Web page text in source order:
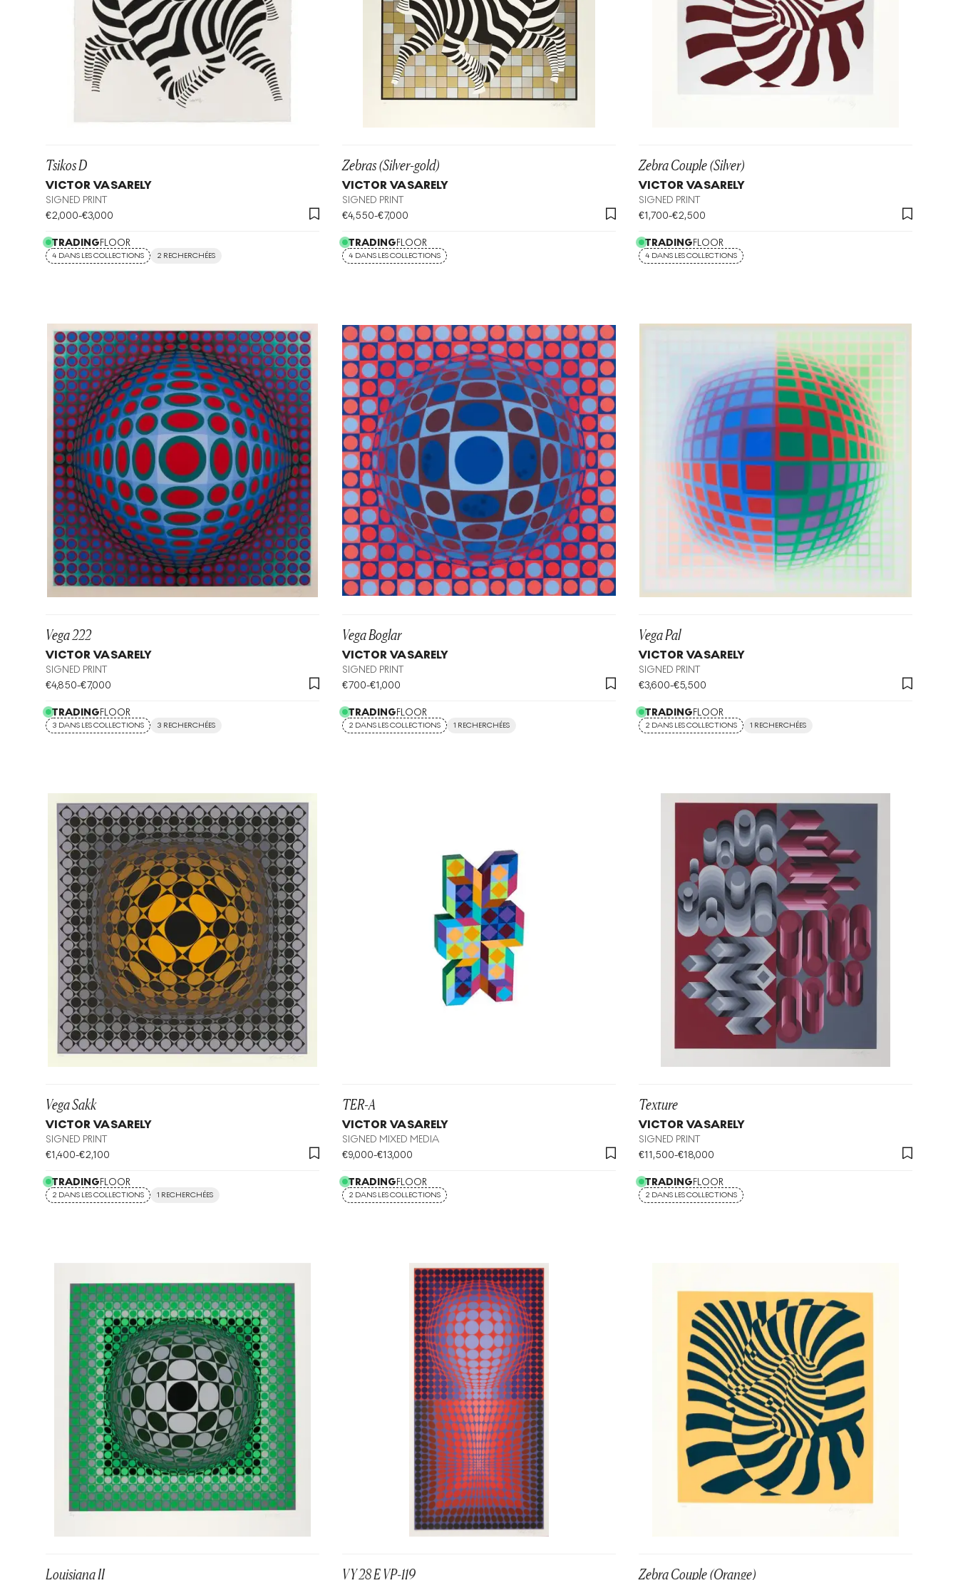
Tsikos D
VICTOR VASARELY
SIGNED PRINT
€2,000-€3,000
TRADINGFLOOR
4 DANS LES COLLECTIONS 2 RECHERCHÉES
Zebras (Silver-gold)
VICTOR VASARELY
SIGNED PRINT
€4,550-€7,000
TRADINGFLOOR
4 DANS LES COLLECTIONS
Zebra Couple (Silver)
VICTOR VASARELY
SIGNED PRINT
€1,700-€2,500
TRADINGFLOOR
4 DANS LES COLLECTIONS
Vega 222
VICTOR VASARELY
SIGNED PRINT
€4,850-€7,000
TRADINGFLOOR
3 DANS LES COLLECTIONS 3 RECHERCHÉES
Vega Boglar
VICTOR VASARELY
SIGNED PRINT
€700-€1,000
TRADINGFLOOR
2 DANS LES COLLECTIONS 1 RECHERCHÉES
Vega Pal
VICTOR VASARELY
SIGNED PRINT
€3,600-€5,500
TRADINGFLOOR
2 DANS LES COLLECTIONS 1 RECHERCHÉES
Vega Sakk
VICTOR VASARELY
SIGNED PRINT
€1,400-€2,100
TRADINGFLOOR
2 DANS LES COLLECTIONS 1 RECHERCHÉES
TER-A
VICTOR VASARELY
SIGNED MIXED MEDIA
€9,000-€13,000
TRADINGFLOOR
2 DANS LES COLLECTIONS
Texture
VICTOR VASARELY
SIGNED PRINT
€11,500-€18,000
TRADINGFLOOR
2 DANS LES COLLECTIONS
Louisiana II VY 28 E VP-119 Zebra Couple (Orange)